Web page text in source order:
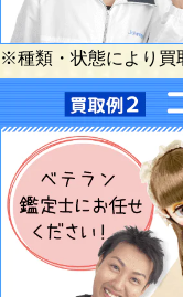
※種類・状態により買